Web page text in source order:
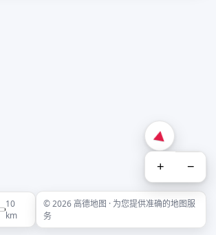
+ −
10
km
© 2026 高德地图 · 为您提供准确的地图服
务